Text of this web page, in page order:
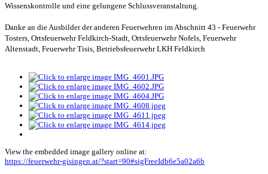
Wissenskontrolle und eine gelungene Schlussveranstaltung.
Danke an die Ausbilder der anderen Feuerwehren im Abschnitt 43 - Feuerwehr
Tosters, Ortsfeuerwehr Feldkirch-Stadt, Ortsfeuerwehr Nofels, Feuerwehr
Altenstadt, Feuerwehr Tisis, Betriebsfeuerwehr LKH Feldkirch
View the embedded image gallery online at:
https://feuerwehr-gisingen.at/?start=90#sigFreeIdb6e5a02a6b